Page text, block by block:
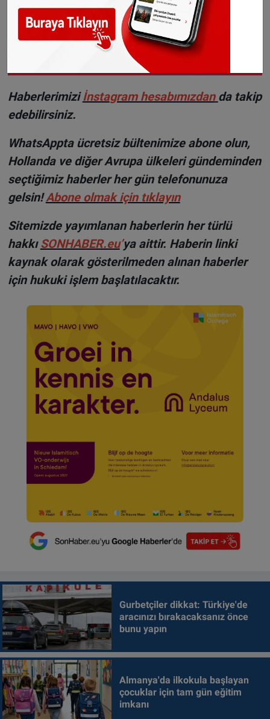
Avrupa'da elektronik
cihazlar için garanti
sonrası tamir hakkı
yürürlüğe girdi
Haberlerimiziİnstagram hesabımızdan da takip
edebilirsiniz.
WhatsAppta ücretsiz bültenimize abone olun,
Hollanda ve diğer Avrupa ülkeleri gündeminden
seçtiğimiz haberler her gün telefonunuza
gelsin!Abone olmak için tıklayın
Sitemizde yayımlanan haberlerin her türlü
hakkı SONHABER.eu’ya aittir. Haberin linki
kaynak olarak gösterilmeden alınan haberler
için hukuki işlem başlatılacaktır.
Gurbetçiler dikkat: Türkiye'de
aracınızı bırakacaksanız önce
bunu yapın
Almanya'da ilkokula başlayan
çocuklar için tam gün eğitim
imkanı